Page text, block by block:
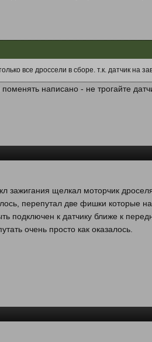
все дроссели в сборе. т.к. датчик на
написано - не трогайте
зажигания щелкал моторчик
перепутал две фишки которые
подключен к датчику ближе к
очень просто как оказалось.